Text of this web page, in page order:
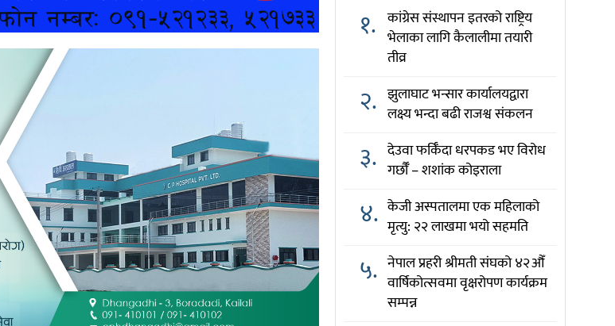
१. कांग्रेस संस्थापन इतरको राष्ट्रिय
भेलाका लागि कैलालीमा तयारी
तीव्र
२. झुलाघाट भन्सार कार्यालयद्वारा
लक्ष्य भन्दा बढी राजश्व संकलन
३. देउवा फर्किँदा धरपकड भए विरोध
गर्छौँं – शशांक कोइराला
४. केजी अस्पतालमा एक महिलाको
मृत्यु: २२ लाखमा भयो सहमति
५. नेपाल प्रहरी श्रीमती संघको ४२औँ
वार्षिकोत्सवमा वृक्षरोपण कार्यक्रम
सम्पन्न